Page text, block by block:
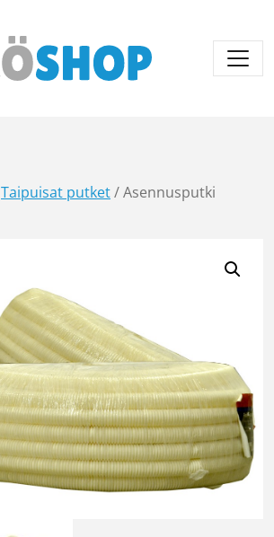
Taipuisat putket/ Asennusputki